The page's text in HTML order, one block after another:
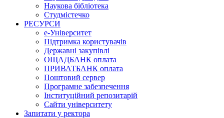
Наукова бібліотека
Студмістечко
РЕСУРСИ
е-Університет
Підтримка користувачів
Державні закупівлі
ОЩАДБАНК оплата
ПРИВАТБАНК оплата
Поштовий сервер
Програмне забезпечення
Інституційний репозитарій
Сайти університету
Запитати у ректора